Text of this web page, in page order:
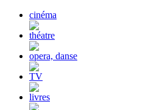
cinéma
théatre
opera, danse
TV
livres